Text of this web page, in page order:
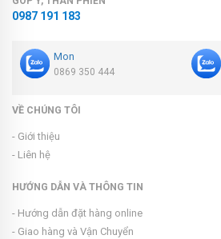
0987 191 183
Mon
0869 350 444
VỀ CHÚNG TÔI
- Giới thiệu
- Liên hệ
HƯỚNG DẪN VÀ THÔNG TIN
- Hướng dẫn đặt hàng online
- Giao hàng và Vận Chuyển